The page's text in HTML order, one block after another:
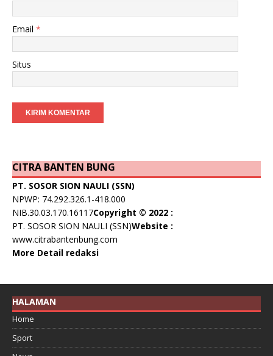
Email *
Situs
CITRA BANTEN BUNG
PT. SOSOR SION NAULI (SSN)
NPWP: 74.292.326.1-418.000
NIB.30.03.170.16117Copyright © 2022 :
PT. SOSOR SION NAULI (SSN)Website :
www.citrabantenbung.com
More Detail redaksi
HALAMAN
Home
Sport